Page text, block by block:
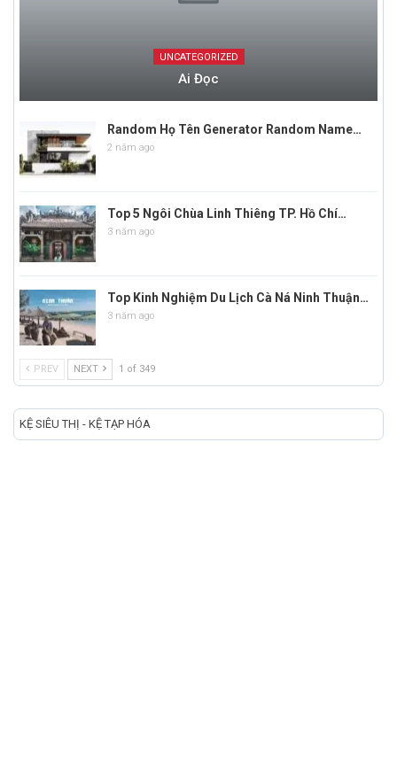
UNCATEGORIZED
Ai Đọc
Random Họ Tên Generator Random Name…
2 năm ago
Top 5 Ngôi Chùa Linh Thiêng TP. Hồ Chí…
3 năm ago
Top Kinh Nghiệm Du Lịch Cà Ná Ninh Thuận…
3 năm ago
PREV NEXT 1 of 349
KỆ SIÊU THỊ - KỆ TẠP HÓA